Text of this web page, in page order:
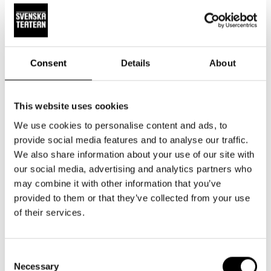
Consent Details About
This website uses cookies
We use cookies to personalise content and ads, to
provide social media features and to analyse our traffic.
We also share information about your use of our site with
our social media, advertising and analytics partners who
may combine it with other information that you’ve
provided to them or that they’ve collected from your use
of their services.
Selection
Necessary
(Mitja Sirén
Hamlets inre kamp
En central del av pjäsen är Hamlets psykologiska
konflikt och hans tvekan inför att genomföra hämnden.
Hamlets döda far dyker upp som ett spöke och avslöjar
Moral och korruption
Pjäsen utforskar teman som moral, skuld, svek och
korruption inom kungafamiljen och samhället.
Laertes och Hamlet möts i en duell
Laertes(spelas av Dennis Nylund
, som är Ofelias
sin far och syster.